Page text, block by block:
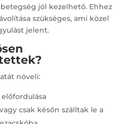
jól kezelhető. Ehhez
szükséges, ami közel
jelent.
növeli:
csak későn szálltak le a